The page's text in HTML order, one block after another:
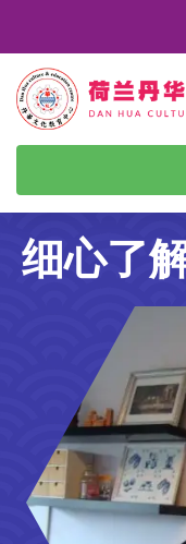
细心了